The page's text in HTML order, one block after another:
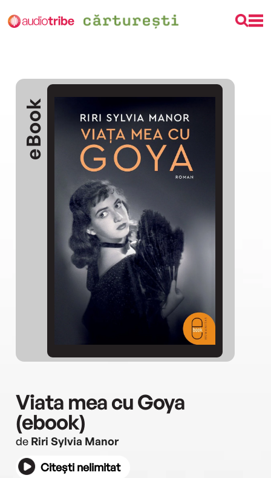
eBook
Viata mea cu Goya
(ebook)
de Riri Sylvia Manor
Citești nelimitat